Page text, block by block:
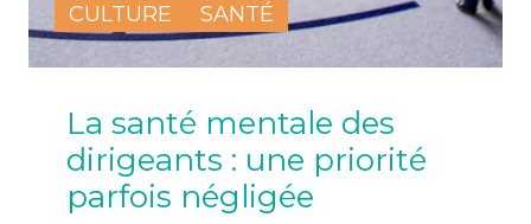
La santé mentale des
dirigeants : une priorité
parfois négligée
CULTURE SANTÉ